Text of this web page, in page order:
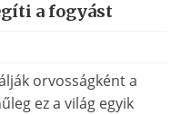
a fogyást
orvosságként a
ez a világ egyik